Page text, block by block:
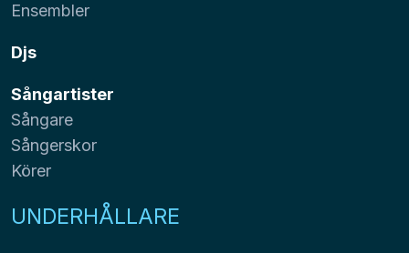
Ensembler
Djs
Sångartister
Sångare
Sångerskor
Körer
UNDERHÅLLARE